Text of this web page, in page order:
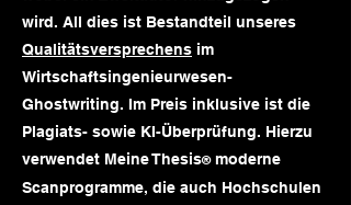
wird. All dies ist Bestandteil unseres
Qualitätsversprechens im
Wirtschaftsingenieurwesen-
Ghostwriting. Im Preis inklusive ist die
Plagiats- sowie KI-Überprüfung. Hierzu
verwendet Meine Thesis®moderne
Scanprogramme, die auch Hochschulen